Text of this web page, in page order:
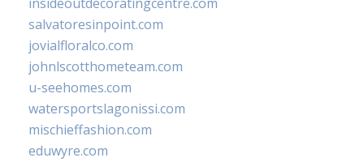
salvatoresinpoint.com
jovialfloralco.com
johnlscotthometeam.com
u-seehomes.com
watersportslagonissi.com
mischieffashion.com
eduwyre.com